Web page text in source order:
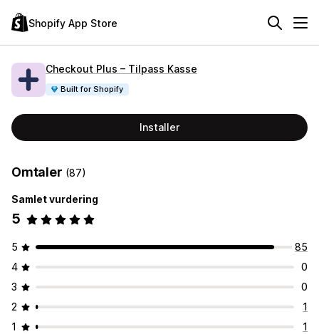
Shopify App Store
Checkout Plus – Tilpass Kasse
Built for Shopify
Installer
Omtaler (87)
Samlet vurdering
5
5
85
4
0
3
0
2
1
1
1